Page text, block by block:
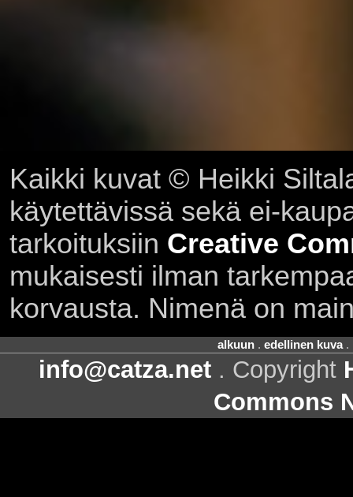
Kaikki kuvat © Heikki
käytettävissä sekä ei-
tarkoituksiin Creative
mukaisesti ilman
korvausta. Nimenä on
alkuun. edellinen kuva.
info@catza.net . Copyright
Commons